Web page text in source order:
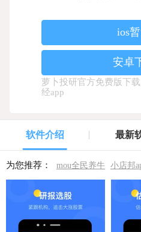
ios
安卓
萝卜投研官方免费版下
经app
软件介绍 最新
为您推荐： mou全民养牛 小店邦